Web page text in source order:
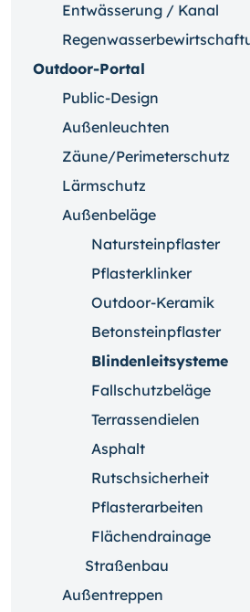
Entwässerung / Kanal
Outdoor-Portal
Public-Design
Außenleuchten
Zäune/Perimeterschutz
Lärmschutz
Außenbeläge
Natursteinpflaster
Pflasterklinker
Outdoor-Keramik
Betonsteinpflaster
Blindenleitsysteme
Fallschutzbeläge
Terrassendielen
Asphalt
Rutschsicherheit
Pflasterarbeiten
Flächendrainage
Straßenbau
Außentreppen